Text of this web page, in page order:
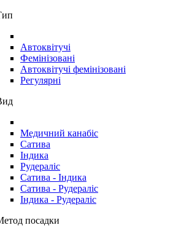
Автоквітучі
Фемінізовані
Автоквітучі фемінізовані
Регулярні
Медичний канабіс
Сатива
Індика
Рудераліс
Сатива - Індика
Сатива - Рудераліс
Індика - Рудераліс
посадки